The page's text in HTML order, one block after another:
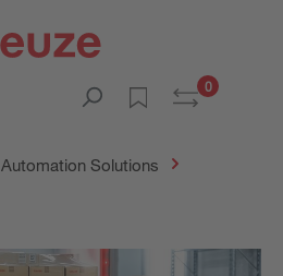
0
Automation Solutions